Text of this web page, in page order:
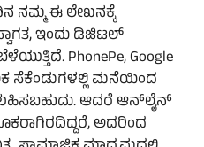
ನಮ್ಮ ಈ ಲೇಖನಕ್ಕೆ
ಇಂದು ಡಿಜಿಟಲ್
PhonePe, Google
ಸೆಕೆಂಡುಗಳಲ್ಲಿ ಮನೆಯಿಂದ
ಆದರೆ ಆನ್‌ಲೈನ್
ಅದರಿಂದ